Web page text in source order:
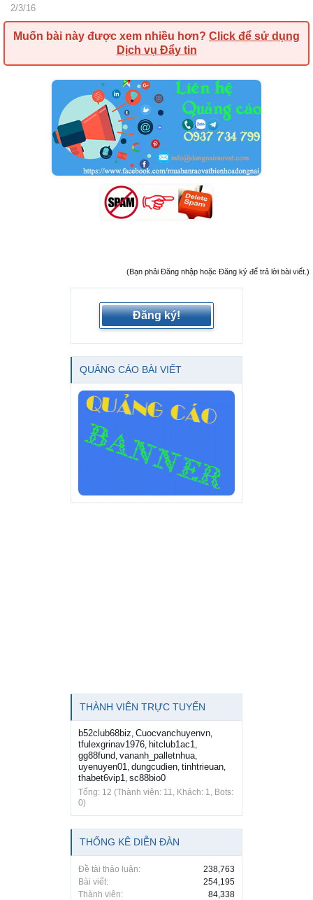
2/3/16
Muốn bài này được xem nhiều hơn? Click để sử dụng
Dịch vụ Đẩy tin
(Bạn phải Đăng nhập hoặc Đăng ký để trả lời bài viết.)
Đăng ký!
QUẢNG CÁO BÀI VIẾT
THÀNH VIÊN TRỰC TUYẾN
b52club68biz Cuocvanchuyenvn
tfulexgrinav1976 hitclub1ac1
gg88fund vananh_palletnhua
uyenuyen01 dungcudien tinhtrieuan
thabet6vip1 sc88bio0
Tổng: 12 (Thành viên: 11, Khách: 1, Bots:
0)
THỐNG KÊ DIỄN ĐÀN
Đề tài thảo luận:
238,763
Bài viết:
254,195
Thành viên:
84,338